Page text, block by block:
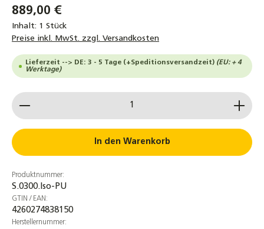
889,00 €
Inhalt: 1 Stück
Preise inkl. MwSt. zzgl. Versandkosten
Lieferzeit --> DE: 3 - 5 Tage (+Speditionsversandzeit) (EU: + 4
Werktage)
Produkt Anzahl: Gib den gewünschten Wert ein
In den Warenkorb
Produktnummer:
S.0300.Iso-PU
GTIN / EAN:
4260274838150
Herstellernummer: